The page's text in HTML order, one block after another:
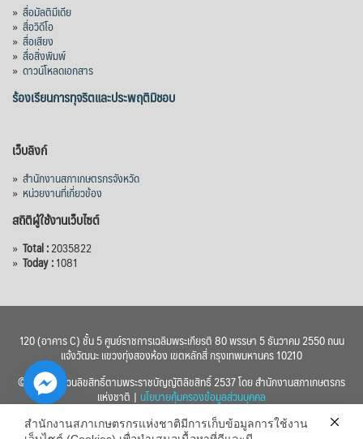
» สื่อมัลติมีเดีย
» สื่อวิดีโอ
» สื่อเสียง
» สื่อสิ่งพิมพ์
» ดาวน์โหลดเอกสาร
ร้องเรียนการทุจริตและประพฤติมิชอบ
เว็บลิงก์
» สำนักงานสภาเกษตรกรจังหวัด
» หน่วยงานที่เกี่ยวข้อง
สถิติผู้ใช้งานเว็บไซต์
» Total :2035822
» Today :1081
120 (อาคาร C) ชั้น 5 ศูนย์ราชการเฉลิมพระเกียรติ 80 พรรษา 5 ธันวาคม 2550 ถนน
แจ้งวัฒนะ แขวงทุ่งสองห้อง เขตหลักสี่ กรุงเทพมหานคร 10210
© 2560 สงวนลิขสิทธิ์ตามพระราชบัญญัติลิขสิทธิ์ 2537 โดย สำนักงานสภาเกษตรกร
แห่งชาติ | นโยบายคุ้มครองข้อมูลส่วนบุคคล
สำนักงานสภาเกษตรกรแห่งชาติมีการเก็บข้อมูลการใช้งาน